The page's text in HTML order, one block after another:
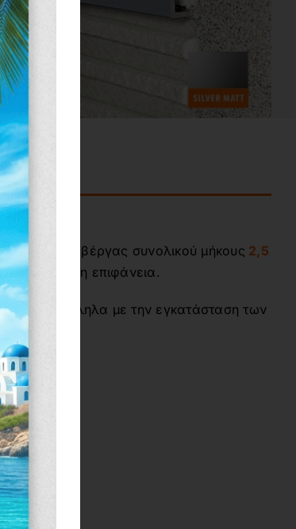
σε μορφή βέργας συνολικού μήκους 2,5
μεγάλη επιφάνεια.
παράλληλα με την εγκατάσταση των